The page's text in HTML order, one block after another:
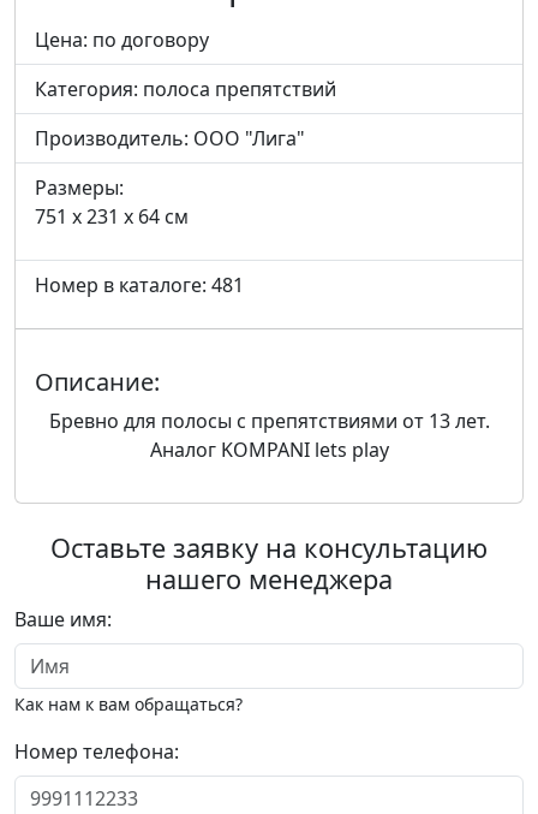
Цена: по договору
Категория: полоса препятствий
Производитель: ООО "Лига"
Размеры:
751 x 231 x 64 см
Номер в каталоге: 481
Описание:
Бревно для полосы с препятствиями от 13 лет.
Аналог KOMPANI lets play
Оставьте заявку на консультацию
нашего менеджера
Ваше имя:
Как нам к вам обращаться?
Номер телефона: